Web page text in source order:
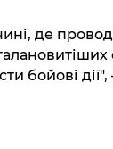
де
бойові